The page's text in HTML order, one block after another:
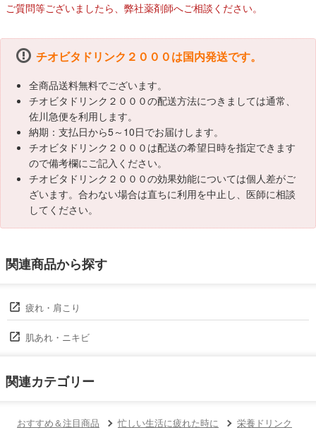
ご質問等ございましたら、弊社薬剤師へご相談ください。
チオビタドリンク２０００は国内発送です。
全商品送料無料でございます。
チオビタドリンク２０００の配送方法につきましては通常、
佐川急便を利用します。
納期：支払日から5～10日でお届けします。
チオビタドリンク２０００は配送の希望日時を指定できます
ので備考欄にご記入ください。
チオビタドリンク２０００の効果効能については個人差がご
ざいます。合わない場合は直ちに利用を中止し、医師に相談
してください。
関連商品から探す
疲れ・肩こり
肌あれ・ニキビ
関連カテゴリー
おすすめ＆注目商品 忙しい生活に疲れた時に 栄養ドリンク